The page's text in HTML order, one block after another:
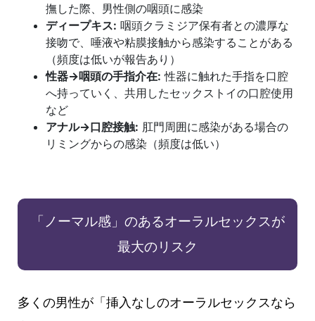
撫した際、男性側の咽頭に感染
ディープキス: 咽頭クラミジア保有者との濃厚な
接吻で、唾液や粘膜接触から感染することがある
（頻度は低いが報告あり）
性器→咽頭の手指介在: 性器に触れた手指を口腔
へ持っていく、共用したセックストイの口腔使用
など
アナル→口腔接触: 肛門周囲に感染がある場合の
リミングからの感染（頻度は低い）
「ノーマル感」のあるオーラルセックスが
最大のリスク
多くの男性が「挿入なしのオーラルセックスなら